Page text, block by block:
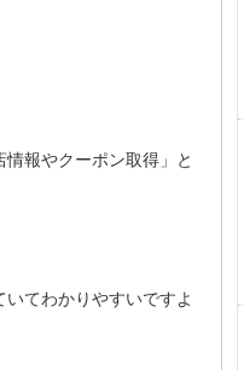
報やクーポン取得」と
てわかりやすいですよ